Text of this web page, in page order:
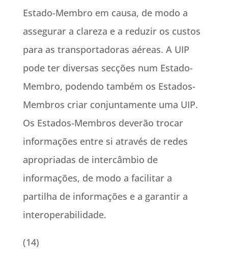
Estado-Membro em causa, de modo a
assegurar a clareza e a reduzir os custos
para as transportadoras aéreas. A UIP
pode ter diversas secções num Estado-
Membro, podendo também os Estados-
Membros criar conjuntamente uma UIP.
Os Estados-Membros deverão trocar
informações entre si através de redes
apropriadas de intercâmbio de
informações, de modo a facilitar a
partilha de informações e a garantir a
interoperabilidade.
(14)